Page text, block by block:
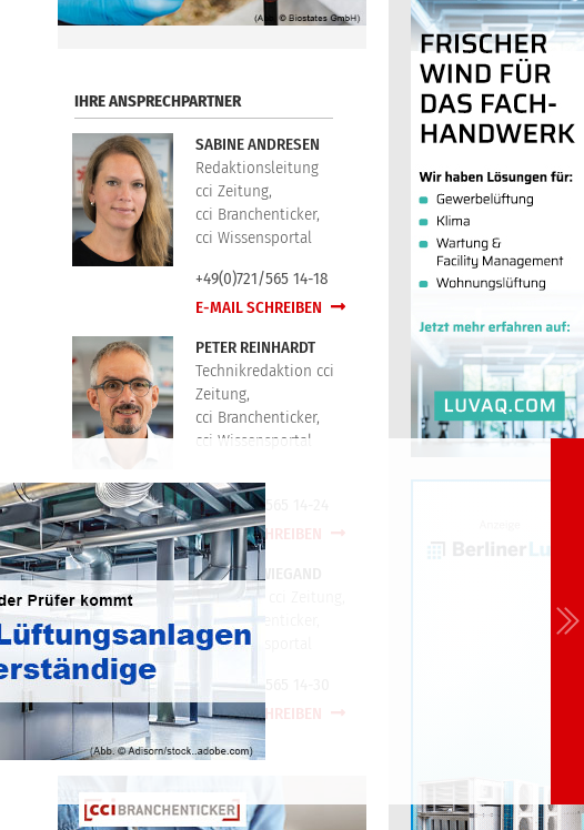
IHRE ANSPRECHPARTNER
SABINE ANDRESEN
Redaktionsleitung
cci Zeitung,
cci Branchenticker,
cci Wissensportal
+49(0)721/565 14-18
E-MAIL SCHREIBEN
PETER REINHARDT
Technikredaktion cci
Zeitung,
cci Branchenticker,
cci Wissensportal
+49(0)721/565 14-24
E-MAIL SCHREIBEN
TORSTEN WIEGAND
Redaktion cci Zeitung,
cci Branchenticker,
cci Wissensportal
+49(0)721/565 14-30
E-MAIL SCHREIBEN